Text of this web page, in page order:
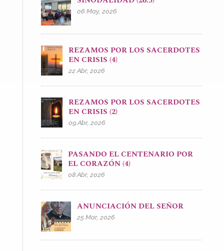
06 May, 2026
REZAMOS POR LOS SACERDOTES
EN CRISIS (4)
22 Abr, 2026
REZAMOS POR LOS SACERDOTES
EN CRISIS (2)
09 Abr, 2026
PASANDO EL CENTENARIO POR
EL CORAZÓN (4)
08 Abr, 2026
ANUNCIACIÓN DEL SEÑOR
25 Mar, 2026